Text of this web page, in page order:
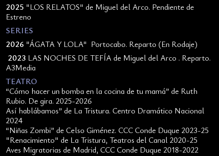
2025 "LOS RELATOS" de Miguel del Arco. Pendiente de
Estreno
SERIES
2026 "ÁGATA Y LOLA" Portocabo. Reparto (En Rodaje)
2023 LAS NOCHES DE TEFÍA de Miguel del Arco . Reparto.
A3Media
TEATRO
“Cómo hacer un bomba en la cocina de tu mamá” de Ruth
Rubio. De gira. 2025-2026
Así hablábamos” de La Tristura. Centro Dramático Nacional
2024
“Niñas Zombi” de Celso Giménez. CCC Conde Duque 2023-25
"Renacimiento" de La Tristura, Teatros del Canal 2020-25
Aves Migratorias de Madrid, CCC Conde Duque 2018-2022